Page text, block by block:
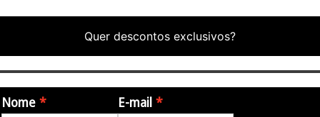
Quer descontos exclusivos?
Nome E-mail